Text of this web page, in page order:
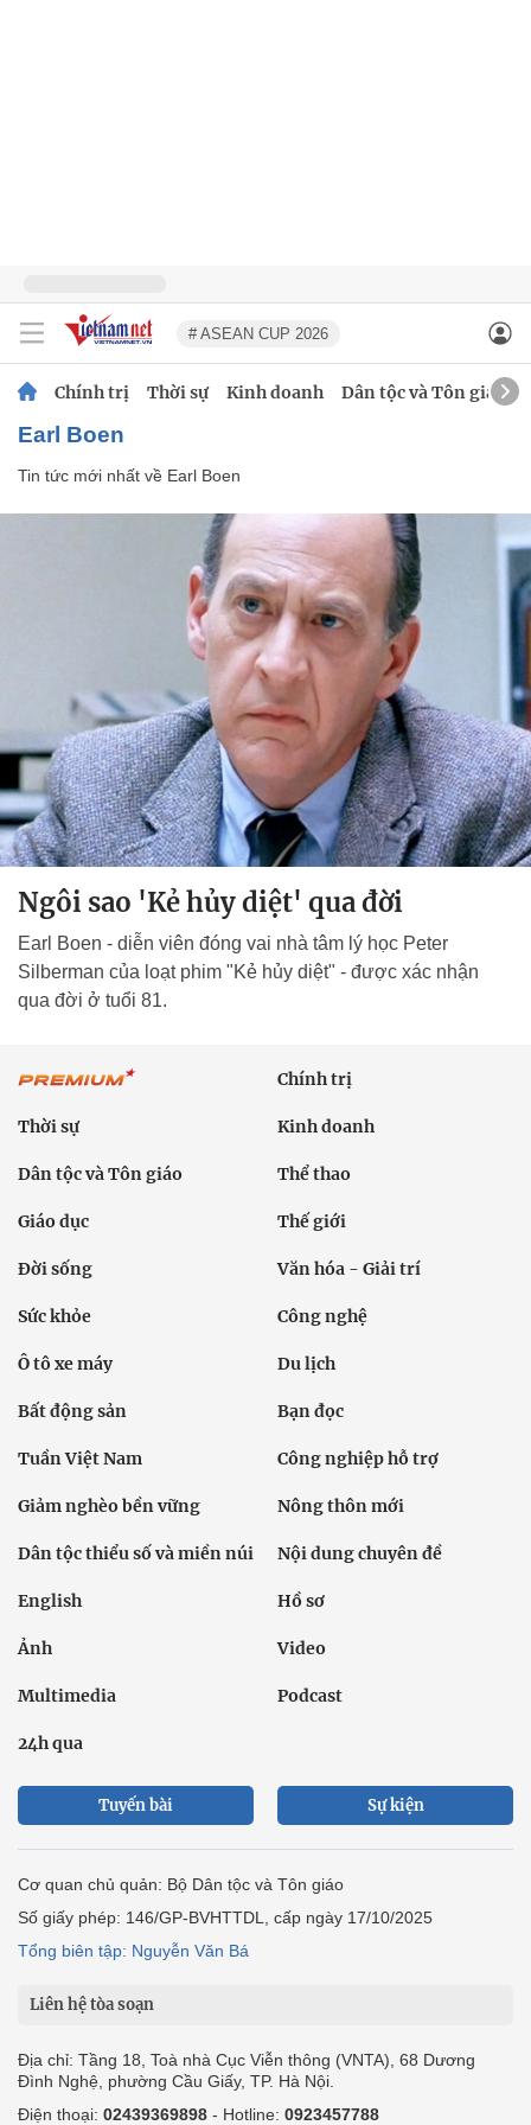
# ASEAN CUP 2026
Chính trị Thời sự Kinh doanh Dân tộc và Tôn giáo
Earl Boen
Tin tức mới nhất về Earl Boen
Ngôi sao 'Kẻ hủy diệt' qua đời
Earl Boen - diễn viên đóng vai nhà tâm lý học Peter
Silberman của loạt phim "Kẻ hủy diệt" - được xác nhận
qua đời ở tuổi 81.
Chính trị
Thời sự Kinh doanh
Dân tộc và Tôn giáo Thể thao
Giáo dục Thế giới
Đời sống Văn hóa - Giải trí
Sức khỏe Công nghệ
Ô tô xe máy Du lịch
Bất động sản Bạn đọc
Tuần Việt Nam Công nghiệp hỗ trợ
Giảm nghèo bền vững Nông thôn mới
Dân tộc thiểu số và miền núi Nội dung chuyên đề
English Hồ sơ
Ảnh Video
Multimedia Podcast
24h qua
Tuyến bài Sự kiện
Cơ quan chủ quản: Bộ Dân tộc và Tôn giáo
Số giấy phép: 146/GP-BVHTTDL, cấp ngày 17/10/2025
Tổng biên tập: Nguyễn Văn Bá
Liên hệ tòa soạn
Địa chỉ: Tầng 18, Toà nhà Cục Viễn thông (VNTA), 68 Dương
Đình Nghệ, phường Cầu Giấy, TP. Hà Nội.
Điện thoại: 02439369898 - Hotline: 0923457788